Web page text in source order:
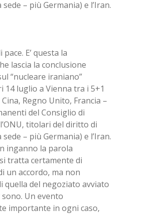
– più Germania) e l’Iran.
E’ questa la
lascia la conclusione
“nucleare iraniano”
14 luglio a Vienna tra i 5+1
Cina, Regno Unito, Francia –
del Consiglio di
titolari del diritto di
– più Germania) e l’Iran.
inganno la parola
tratta certamente di
un accordo, ma non
quella del negoziato avviato
Un evento
importante in ogni caso,